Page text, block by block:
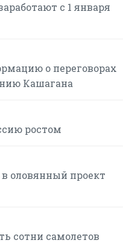
с 1 января
о переговорах
Кашагана
ростом
оловянный проект
сотни самолетов